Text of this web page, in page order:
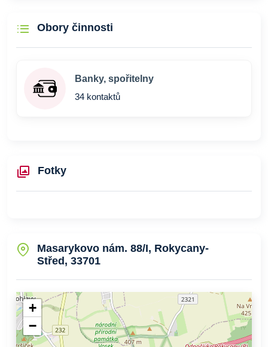
Obory činnosti
Banky, spořitelny
34 kontaktů
Fotky
Masarykovo nám. 88/I, Rokycany-
Střed, 33701
+
−